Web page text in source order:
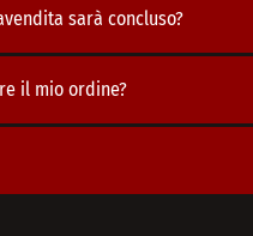
sarà concluso?
il mio ordine?